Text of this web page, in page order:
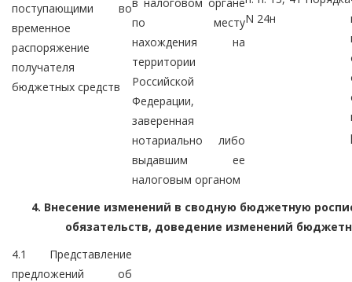
поступающими во
временное
распоряжение
получателя
бюджетных средств
по месту
нахождения на
территории
Российской
Федерации,
заверенная
нотариально либо
выдавшим ее
налоговым органом
N 24н
4. Внесение изменений в сводную бюджетную
обязательств, доведение изменений
4.1 Представление
предложений об